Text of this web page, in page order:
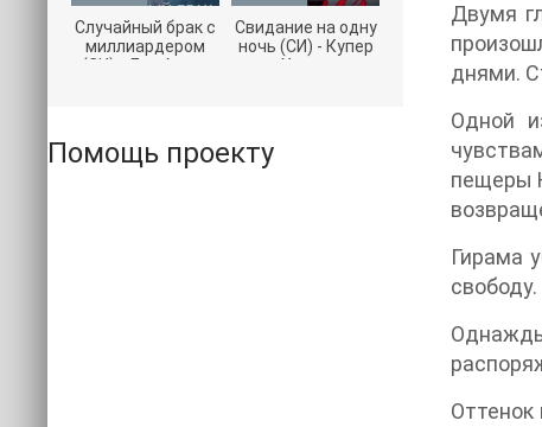
Двумя
днями.
Одной
пещеры
Гирама
свободу.
Оттенок
Случайный брак с
миллиардером
(СИ) - Лав Агата
Свидание на одну
ночь (СИ) - Купер
Хелен
Помощь проекту